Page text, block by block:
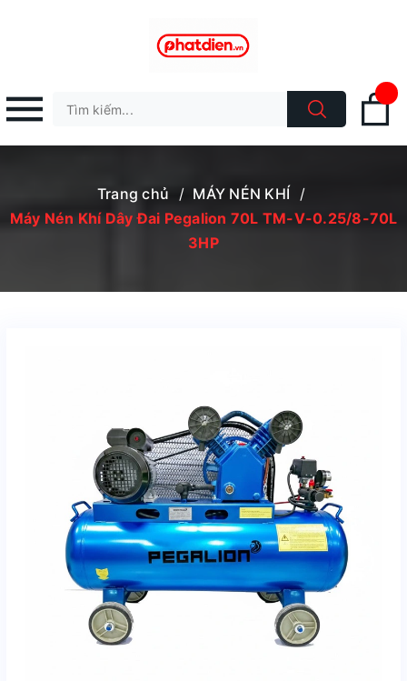
Trang chủ / MÁY NÉN KHÍ
/
Máy Nén Khí Dây Đai Pegalion 70L TM-V-0.25/8-70L
3HP